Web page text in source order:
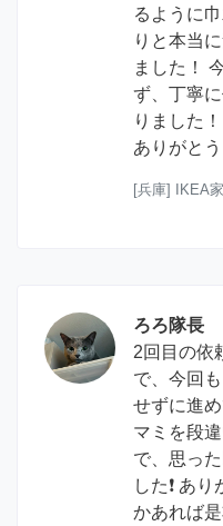
るように
りと本当
ました！
ず、丁寧
りました
ありがと
[兵庫] IKEA
ろろ隊長
2回目の依
で、今回
せずに進
マミを段
で、思っ
した❗️ あ
かあれば是